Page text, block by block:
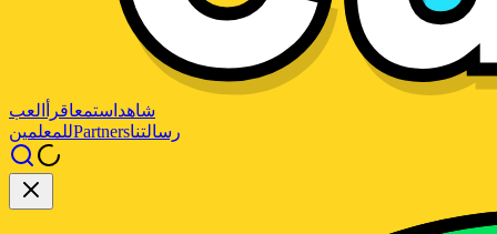
شاهد استمعاقرأ
العب
للمعلمينPartnersرسالتنا